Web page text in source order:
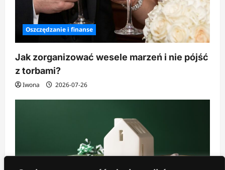
Oszczędzanie i finanse
Jak zorganizować wesele marzeń i nie pójść
z torbami?
Iwona 2026-07-26